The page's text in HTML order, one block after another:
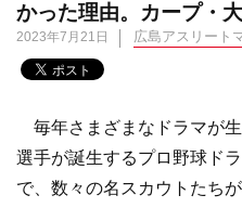
かった理由。カープ・
2023年7月21日 広島アスリート
毎年さまざまなドラマが
選手が誕生するプロ野球ド
で、数々の名スカウトたち